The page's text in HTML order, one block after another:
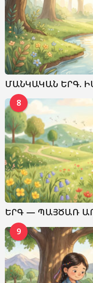
ՄԱՆԿԱԿԱՆ ԵՐԳ.
8
ԵՐԳ — ՊԱՅԾԱՌ
9